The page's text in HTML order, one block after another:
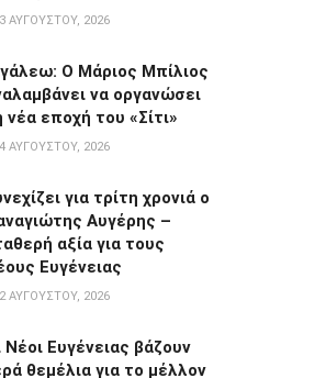
3 ΑΥΓΟΎΣΤΟΥ, 2026
Ο Μάριος Μπίλιος
να οργανώσει
νέα εποχή του «Σίτι»
4 ΑΥΓΟΎΣΤΟΥ, 2026
για τρίτη χρονιά ο
Αυγέρης –
αξία για τους
Ευγένειας
2 ΑΥΓΟΎΣΤΟΥ, 2026
Νέοι Ευγένειας βάζουν
θεμέλια για το μέλλον